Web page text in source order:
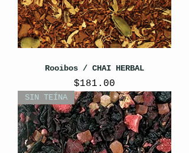
Rooibos / CHAI HERBAL
Precio
$181.00
SIN TEÍNA